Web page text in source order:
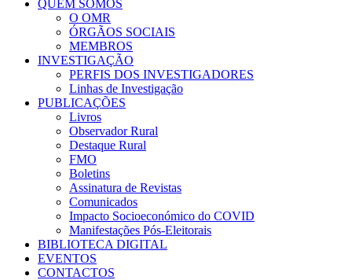
QUEM SOMOS
O OMR
ÓRGÃOS SOCIAIS
MEMBROS
INVESTIGAÇÃO
PERFIS DOS INVESTIGADORES
Linhas de Investigação
PUBLICAÇÕES
Livros
Observador Rural
Destaque Rural
FMO
Boletins
Assinatura de Revistas
Comunicados
Impacto Socioeconómico do COVID
Manifestações Pós-Eleitorais
BIBLIOTECA DIGITAL
EVENTOS
CONTACTOS